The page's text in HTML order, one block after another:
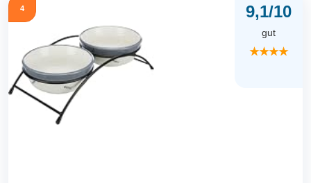
4 9,1/10
gut
★★★★